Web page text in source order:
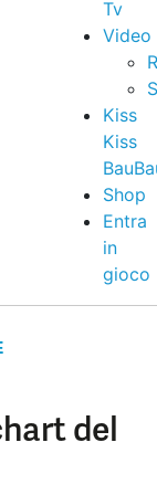
Tv
Video
Kiss
Kiss
Shop
Entra
in
gioco
del